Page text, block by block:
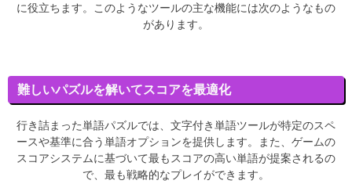
に役立ちます。このようなツールの主な機能には次のようなもの
があります。
難しいパズルを解いてスコアを最適化
行き詰まった単語パズルでは、文字付き単語ツールが特定のスペ
ースや基準に合う単語オプションを提供します。また、ゲームの
スコアシステムに基づいて最もスコアの高い単語が提案されるの
で、最も戦略的なプレイができます。